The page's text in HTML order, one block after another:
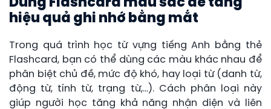
hiệu quả ghi nhớ bằng mắt
Trong quá trình học từ vựng tiếng Anh bằng thẻ
Flashcard, bạn có thể dùng các màu khác nhau để
phân biệt chủ đề, mức độ khó, hay loại từ (danh từ,
động từ, tính từ, trạng từ,…). Cách phân loại này
giúp người học tăng khả năng nhận diện và liên